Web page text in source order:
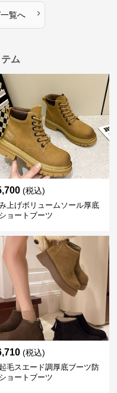
一覧へ ›
ム
(税込)
上げボリュームソール厚底
ョートブーツ
(税込)
毛スエード調厚底ブーツ防
ョートブーツ